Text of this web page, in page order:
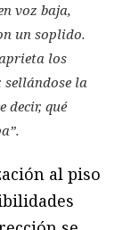
voz baja,
un soplido.
los
sellándose la
decir, qué
al piso